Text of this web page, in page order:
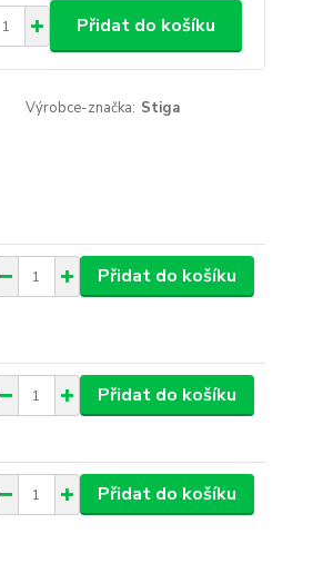
Přidat do košíku
Výrobce-značka: Stiga
Přidat do košíku
Přidat do košíku
Přidat do košíku